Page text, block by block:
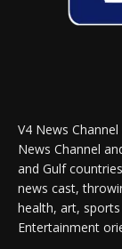
V4 News
News Channel
and Gulf
news cast,
health, art,
Entertainment